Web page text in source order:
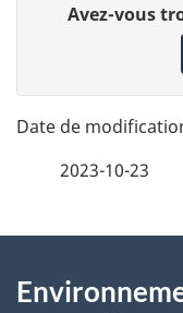
t
a
l
s
n
o
t
Avez-vous
2023-10-23